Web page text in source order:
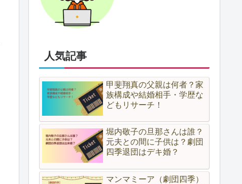
人気記事
甲斐翔真の父親は何者？家
族構成や結婚相手・学歴な
どもリサーチ！
堀内敬子の旦那さんは誰？
元夫との間に子供は？劇団
四季退団はデキ婚？
マンマミーア（劇団四季）